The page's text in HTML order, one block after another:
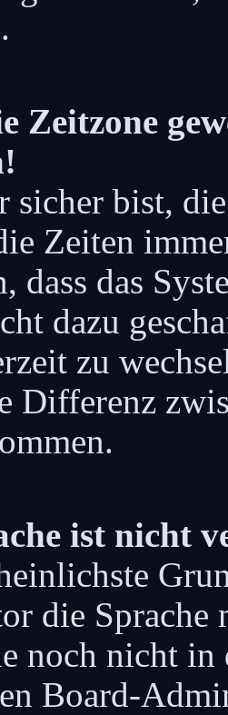
Zeitzone
sicher bist,
Zeiten
dass das
dazu
zu
Differenz
ist nicht
die Sprache
noch nicht in
Board-